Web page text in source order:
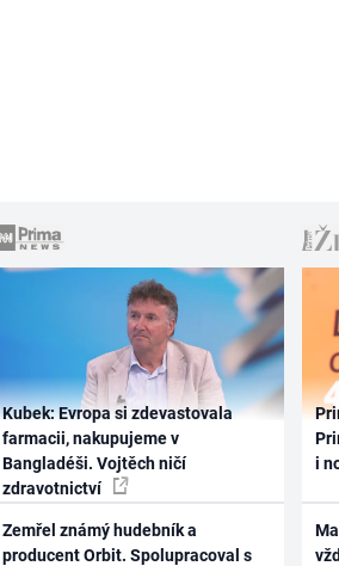
Kubek: Evropa si zdevastovala
farmacii, nakupujeme v
Bangladéši. Vojtěch ničí
zdravotnictví
Zemřel známý hudebník a
producent Orbit. Spolupracoval s
i